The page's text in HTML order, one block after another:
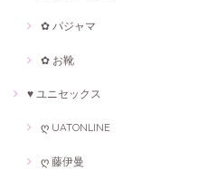
✿ パジャマ
✿ お靴
♥ ユニセックス
ღ UATONLINE
ღ 藤伊曼